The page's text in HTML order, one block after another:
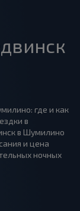
где и как
в
в Шумилино
и цена
ночных